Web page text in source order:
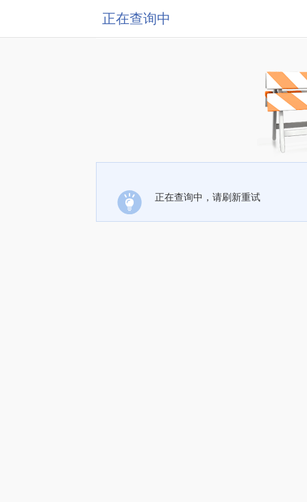
正在查询中
正在查询中，请刷新重试